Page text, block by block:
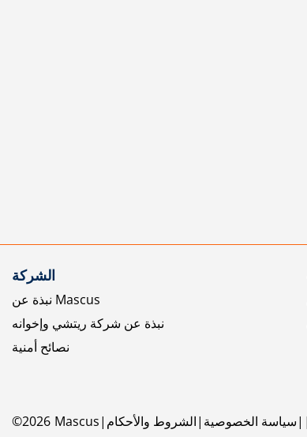
الشركة
نبذة عن Mascus
نبذة عن شركة ريتشي وإخوانه
نصائح أمنية
©2026 Mascus الشروط والأحكام سياسة الخصوصية